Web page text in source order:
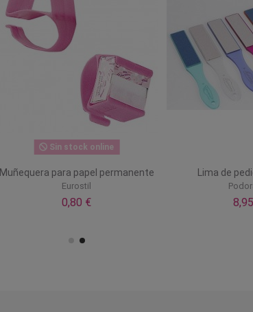
Sin stock online
Muñequera para papel permanente
Eurostil
0,80 €
Lima de